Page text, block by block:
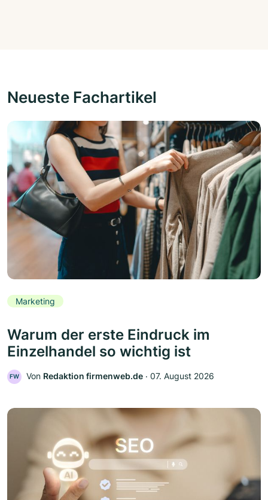
Neueste Fachartikel
Marketing
Warum der erste Eindruck im
Einzelhandel so wichtig ist
FW Von Redaktion firmenweb.de ‧ 07. August 2026